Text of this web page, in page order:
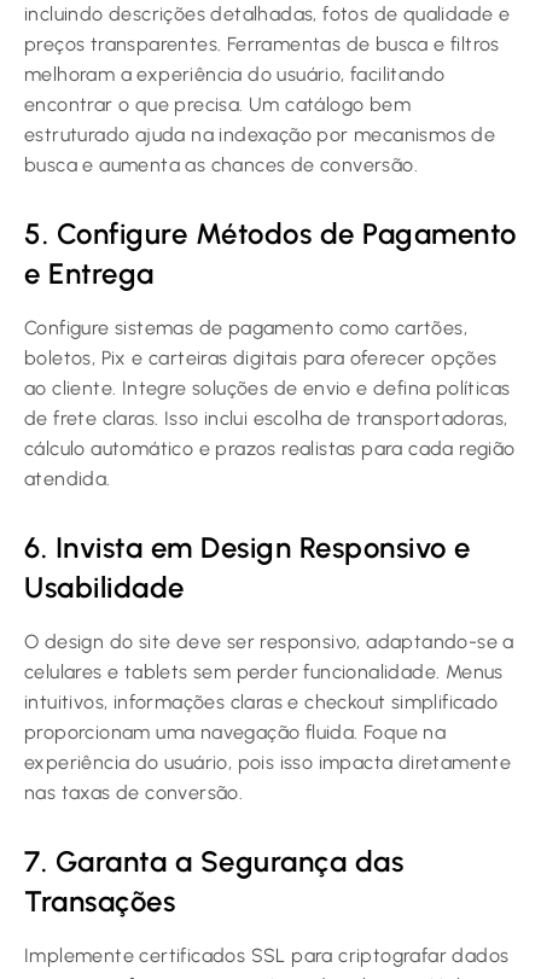
incluindo descrições detalhadas, fotos de qualidade e
preços transparentes. Ferramentas de busca e filtros
melhoram a experiência do usuário, facilitando
encontrar o que precisa. Um catálogo bem
estruturado ajuda na indexação por mecanismos de
busca e aumenta as chances de conversão.
5. Configure Métodos de Pagamento
e Entrega
Configure sistemas de pagamento como cartões,
boletos, Pix e carteiras digitais para oferecer opções
ao cliente. Integre soluções de envio e defina políticas
de frete claras. Isso inclui escolha de transportadoras,
cálculo automático e prazos realistas para cada região
atendida.
6. Invista em Design Responsivo e
Usabilidade
O design do site deve ser responsivo, adaptando-se a
celulares e tablets sem perder funcionalidade. Menus
intuitivos, informações claras e checkout simplificado
proporcionam uma navegação fluida. Foque na
experiência do usuário, pois isso impacta diretamente
nas taxas de conversão.
7. Garanta a Segurança das
Transações
Implemente certificados SSL para criptografar dados